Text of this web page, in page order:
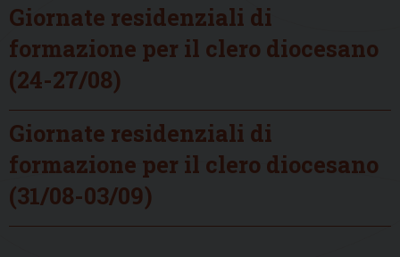
Giornate residenziali di
formazione per il clero diocesano
(24-27/08)
Giornate residenziali di
formazione per il clero diocesano
(31/08-03/09)